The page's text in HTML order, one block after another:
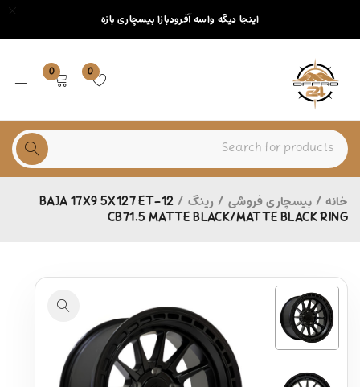
اینجا دیگه واسه آفرودبازا بیسچاری بازه
0
0
خانه / بیسچاری فروشی / رینگ /
BAJA 17X9 5X127 ET-12
CB71.5 MATTE BLACK/MATTE BLACK RING